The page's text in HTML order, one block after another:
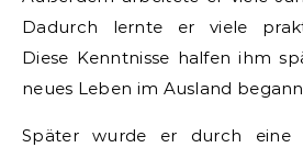
Dadurch lernte er viele
Diese Kenntnisse halfen ihm
neues Leben im Ausland
Später wurde er durch eine